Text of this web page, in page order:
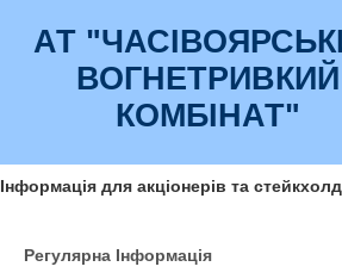
АТ
ВОГНЕТРИВКИЙ
КОМБIНАТ"
Інформація для акціонерів та
Регулярна Інформація